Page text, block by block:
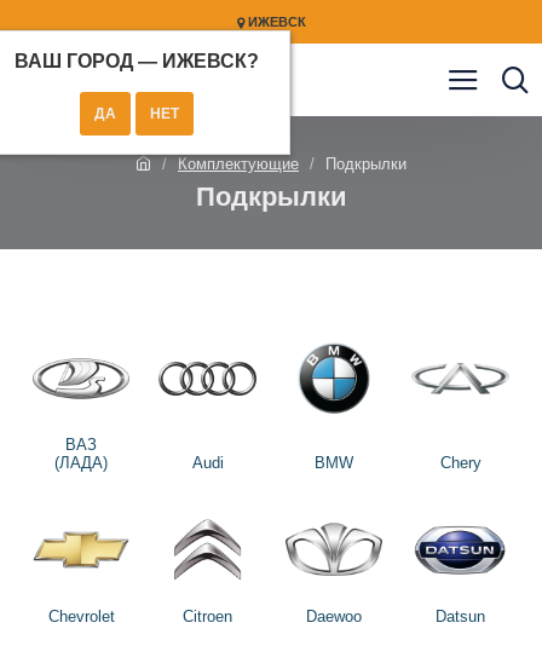
ИЖЕВСК
ВАШ ГОРОД — ИЖЕВСК?
Комплектующие Подкрылки
Подкрылки
ВАЗ
(ЛАДА)
Audi BMW Chery
Chevrolet Citroen Daewoo Datsun